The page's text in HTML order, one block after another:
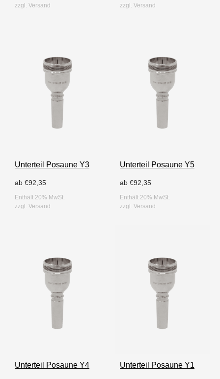
zzgl. Versand
zzgl. Versand
Unterteil Posaune Y3
ab €92,35
Enthält 20% MwSt.
zzgl. Versand
Unterteil Posaune Y5
ab €92,35
Enthält 20% MwSt.
zzgl. Versand
Unterteil Posaune Y4 Unterteil Posaune Y1